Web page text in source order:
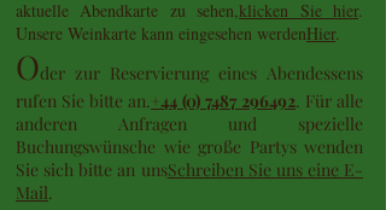
aktuelle Abendkarte zu sehen,klicken Sie hier.
Unsere Weinkarte kann eingesehen werdenHier.
Oder zur Reservierung eines Abendessens
rufen Sie bitte an. +44 (0) 7487 296492. Für alle
anderen Anfragen und spezielle
Buchungswünsche wie große Partys wenden
Sie sich bitte an unsSchreiben Sie uns eine E-
Mail.